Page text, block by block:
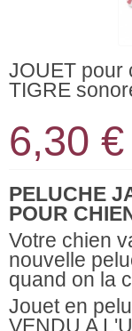
JOUET pour
TIGRE
6,30 €
PELUCHE
POUR
Votre chien
nouvelle
quand on la
Jouet en
VENDU A